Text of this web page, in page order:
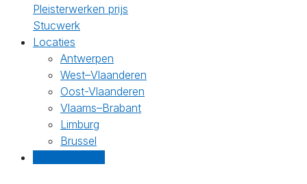
Pleisterwerken prijs
Stucwerk
Locaties
Antwerpen
West–Vlaanderen
Oost-Vlaanderen
Vlaams–Brabant
Limburg
Brussel